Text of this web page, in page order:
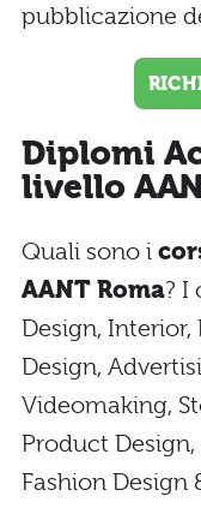
pubblicazione
Diplomi
livello
Quali sono i
AANT Roma? I
Design,
Design,
Videomaking,
Product
Fashion Design